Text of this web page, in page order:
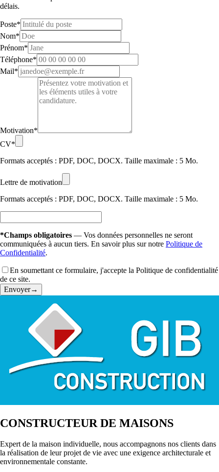
délais.
Poste*
Nom*
Prénom*
Téléphone*
Mail*
Motivation*
CV*
Formats acceptés : PDF, DOC, DOCX. Taille maximale : 5 Mo.
Lettre de motivation
Formats acceptés : PDF, DOC, DOCX. Taille maximale : 5 Mo.
*Champs obligatoires — Vos données personnelles ne seront
communiquées à aucun tiers. En savoir plus sur notre Politique de
Confidentialité.
En soumettant ce formulaire, j'accepte la Politique de confidentialité
de ce site.
Envoyer→
CONSTRUCTEUR DE MAISONS
Expert de la maison individuelle, nous accompagnons nos clients dans
la réalisation de leur projet de vie avec une exigence architecturale et
environnementale constante.